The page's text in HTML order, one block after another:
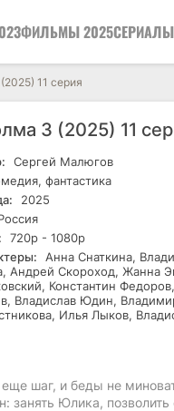
ФИЛЬМЫ 2025
11 серия
3 (2025) 11
Сергей Малюгов
фантастика
2025
720р - 1080р
Анна Снаткина,
Андрей Скороход, Жанна
Константин
Владислав Юдин,
Илья Лыков,
шаг, и беды не
Юлика,